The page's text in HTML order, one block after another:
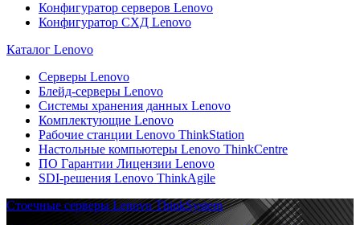
Конфигуратор серверов Lenovo
Конфигуратор СХД Lenovo
Каталог Lenovo
Серверы Lenovo
Блейд-серверы Lenovo
Системы хранения данных Lenovo
Комплектующие Lenovo
Рабочие станции Lenovo ThinkStation
Настольные компьютеры Lenovo ThinkCentre
ПО Гарантии Лицензии Lenovo
SDI-решения Lenovo ThinkAgile
Стоечные серверы Lenovo ThinkSystem